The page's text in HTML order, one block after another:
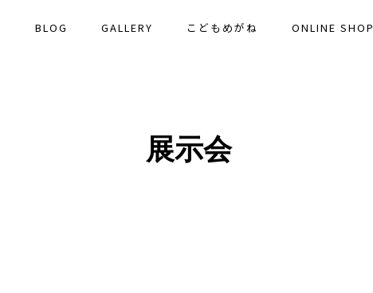
BLOG GALLERY こどもめがね ONLINE SHOP
展示会